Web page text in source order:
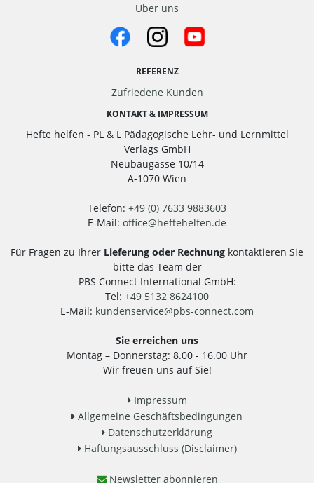
Über uns
REFERENZ
Zufriedene Kunden
KONTAKT & IMPRESSUM
Hefte helfen - PL & L Pädagogische Lehr- und Lernmittel
Verlags GmbH
Neubaugasse 10/14
A-1070 Wien
Telefon: +49 (0) 7633 9883603
E-Mail: office@heftehelfen.de
Für Fragen zu Ihrer Lieferung oder Rechnung kontaktieren Sie
bitte das Team der
PBS Connect International GmbH:
Tel: +49 5132 8624100
E-Mail: kundenservice@pbs-connect.com
Sie erreichen uns
Montag – Donnerstag: 8.00 - 16.00 Uhr
Wir freuen uns auf Sie!
Impressum
Allgemeine Geschäftsbedingungen
Datenschutzerklärung
Haftungsausschluss (Disclaimer)
Newsletter abonnieren